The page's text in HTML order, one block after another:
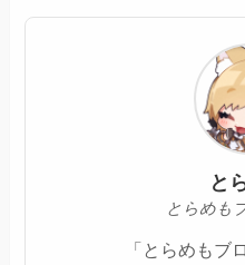
と
とらめも
「とらめもブ